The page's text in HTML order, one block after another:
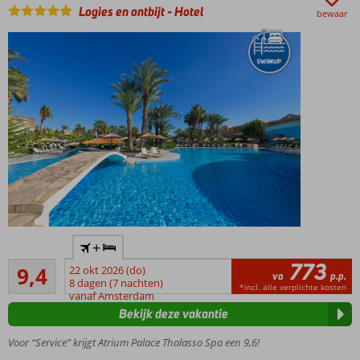
Half-,
Volpension
of All
Logies en ontbijt-Hotel bewaar
met
rustige
ligging
restaurants
9,4
Uitstekend
16
beoordelingen
+
22 okt 2026 (do)
8 dagen (7 nachten)
vanaf Amsterdam
va 773 p.p.
*incl. alle verplichte kosten
Voor “Service” krijgt Atrium Palace Thalasso Spa een 9,6!
Bekijk deze vakantie